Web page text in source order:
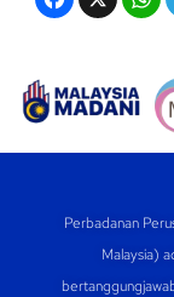
c
e
b
o
k
Perbadanan
Malaysia)